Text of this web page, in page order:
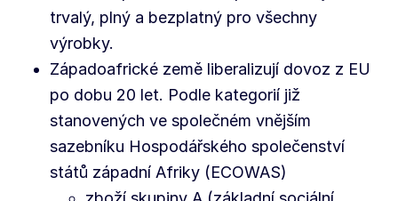
trvalý, plný a bezplatný pro všechny
výrobky.
Západoafrické země liberalizují dovoz z EU
po dobu 20 let. Podle kategorií již
stanovených ve společném vnějším
sazebníku Hospodářského společenství
států západní Afriky (ECOWAS)